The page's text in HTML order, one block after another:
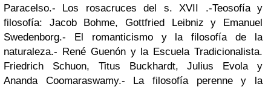
Paracelso.- Los rosacruces del s. XVII .-Teosofía y
filosofía: Jacob Bohme, Gottfried Leibniz y Emanuel
Swedenborg.- El romanticismo y la filosofía de la
naturaleza.- René Guenón y la Escuela Tradicionalista.
Friedrich Schuon, Titus Buckhardt, Julius Evola y
Ananda Coomaraswamy.- La filosofía perenne y la